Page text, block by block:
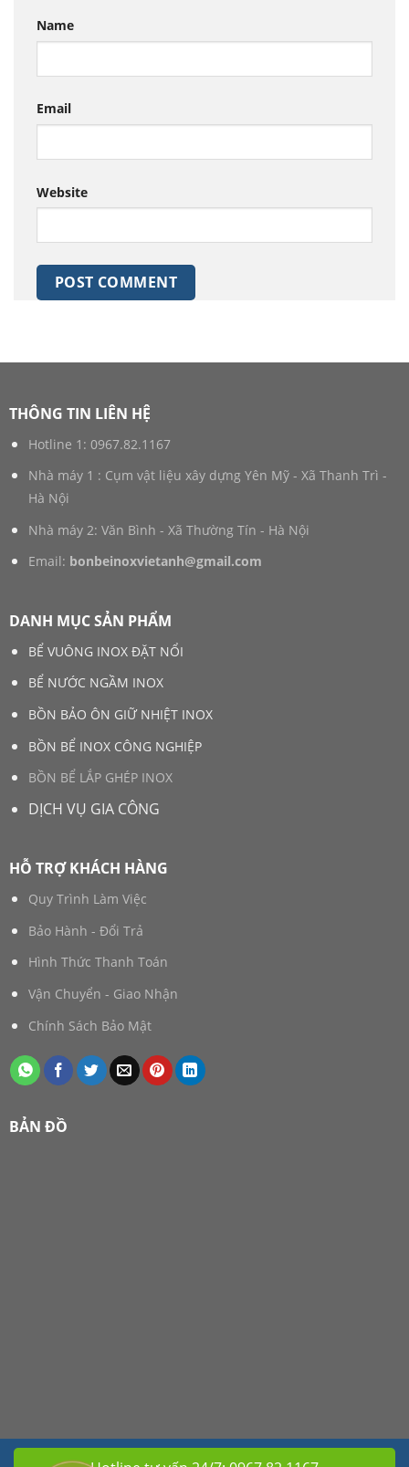
Name
Email
Website
THÔNG TIN LIÊN HỆ
Hotline 1: 0967.82.1167
Nhà máy 1 : Cụm vật liệu xây dựng Yên Mỹ - Xã Thanh Trì -
Hà Nội
Nhà máy 2: Văn Bình - Xã Thường Tín - Hà Nội
Email: bonbeinoxvietanh@gmail.com
DANH MỤC SẢN PHẨM
BỂ VUÔNG INOX ĐẶT NỔI
BỂ NƯỚC NGẦM INOX
BỒN BẢO ÔN GIỮ NHIỆT INOX
BỒN BỂ INOX CÔNG NGHIỆP
BỒN BỂ LẮP GHÉP INOX
DỊCH VỤ GIA CÔNG
HỖ TRỢ KHÁCH HÀNG
Quy Trình Làm Việc
Bảo Hành - Đổi Trả
Hình Thức Thanh Toán
Vận Chuyển - Giao Nhận
Chính Sách Bảo Mật
BẢN ĐỒ